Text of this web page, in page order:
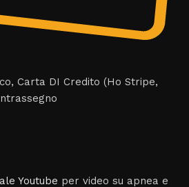
Carta DI Credito (Ho Stripe,
Youtube per video su apnea e